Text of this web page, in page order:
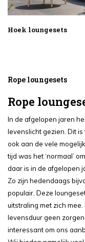
Hoek loungesets
Rope loungesets
Rope
In de afgelopen jaren
levenslicht gezien. Dit
ook aan de vele
tijd was het ‘normaal’
daar is in de afgelopen
Zo zijn hedendaags
populair. Deze
uitstraling met zich
levensduur geen
interessant om ons